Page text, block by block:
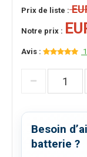
Prix de liste :
Notre prix :
Avis :
Besoin
batterie ?